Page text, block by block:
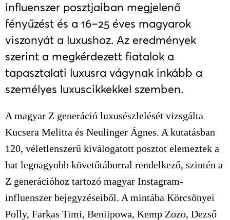
influenszer posztjaiban megjelenő
fényűzést és a 16–25 éves magyarok
viszonyát a luxushoz. Az eredmények
szerint a megkérdezett fiatalok a
tapasztalati luxusra vágynak inkább a
személyes luxuscikkekkel szemben.
A magyar Z generáció luxusészlelését vizsgálta
Kucsera Melitta és Neulinger Ágnes. A kutatásban
120, véletlenszerű kiválogatott posztot elemeztek a
hat legnagyobb követőtáborral rendelkező, szintén a
Z generációhoz tartozó magyar Instagram-
influenszer bejegyzéseiből. A mintába Körcsönyei
Polly, Farkas Timi, Beniipowa, Kemp Zozo, Dezső